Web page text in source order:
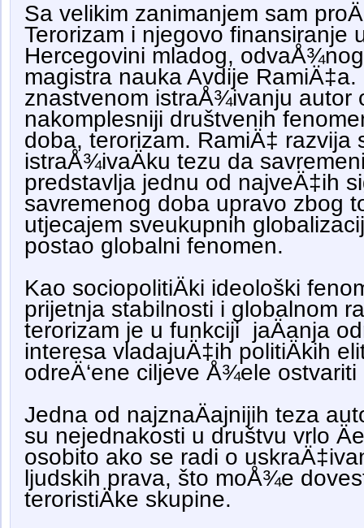
Sa velikim zanimanjem sam
Terorizam i njegovo finansiranje
Hercegovini mladog,
magistra nauka Avdije RamiÄ‡a.
znastvenom istraÅ¾ivanju autor
nakomplesniji društvenih
doba, terorizam. RamiÄ‡ razvija
istraÅ¾ivaÄku tezu da
predstavlja jednu od najveÄ‡ih
savremenog doba upravo zbog
utjecajem sveukupnih
postao globalni fenomen.
Kao sociopolitiÄki ideološki
prijetnja stabilnosti i globalnom
terorizam je u funkciji jaÄanja
interesa vladajuÄ‡ih politiÄkih
odreÄ‘ene ciljeve Å¾ele ostvariti
Jedna od najznaÄajnijih teza
su nejednakosti u društvu vrlo
osobito ako se radi o
ljudskih prava, što moÅ¾e
teroristiÄke skupine.